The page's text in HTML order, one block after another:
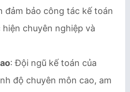
đảm bảo công tác kế toán
chuyên nghiệp và
: Đội ngũ kế toán của
độ chuyên môn cao, am